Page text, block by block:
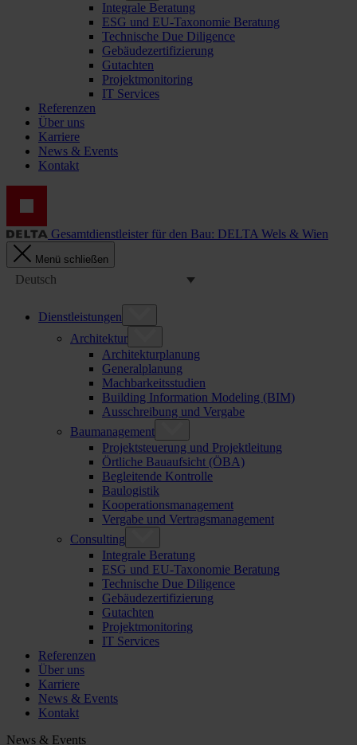
Integrale Beratung
ESG und EU-Taxonomie Beratung
Technische Due Diligence
Gebäudezertifizierung
Gutachten
Projektmonitoring
IT Services
Referenzen
Über uns
Karriere
News & Events
Kontakt
Gesamtdienstleister für den Bau: DELTA Wels & Wien
Menü schließen
Deutsch
Dienstleistungen
Architektur
Architekturplanung
Generalplanung
Machbarkeitsstudien
Building Information Modeling (BIM)
Ausschreibung und Vergabe
Baumanagement
Projektsteuerung und Projektleitung
Örtliche Bauaufsicht (ÖBA)
Begleitende Kontrolle
Baulogistik
Kooperationsmanagement
Vergabe und Vertragsmanagement
Consulting
Integrale Beratung
ESG und EU-Taxonomie Beratung
Technische Due Diligence
Gebäudezertifizierung
Gutachten
Projektmonitoring
IT Services
Referenzen
Über uns
Karriere
News & Events
Kontakt
News & Events